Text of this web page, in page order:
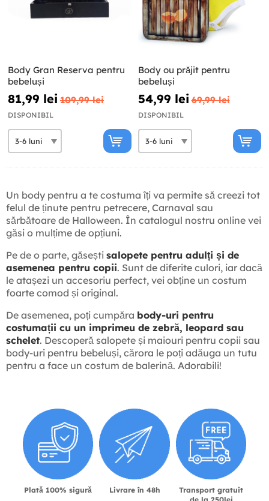
Body Gran Reserva pentru
bebeluși
81,99 lei 109,99 lei
DISPONIBIL
Body ou prăjit pentru
bebeluși
54,99 lei 69,99 lei
DISPONIBIL
Un body pentru a te costuma îți va permite să creezi tot
felul de ținute pentru petrecere, Carnaval sau
sărbătoare de Halloween. În catalogul nostru online vei
găsi o mulțime de opțiuni.
Pe de o parte, găsești salopete pentru adulți și de
asemenea pentru copii. Sunt de diferite culori, iar dacă
le atașezi un accesoriu perfect, vei obține un costum
foarte comod și original.
De asemenea, poți cumpăra body-uri pentru
costumații cu un imprimeu de zebră, leopard sau
schelet. Descoperă salopete și maiouri pentru copii sau
body-uri pentru bebeluși, cărora le poți adăuga un tutu
pentru a face un costum de balerină. Adorabili!
Plată 100% sigură Livrare în 48h
Transport gratuit